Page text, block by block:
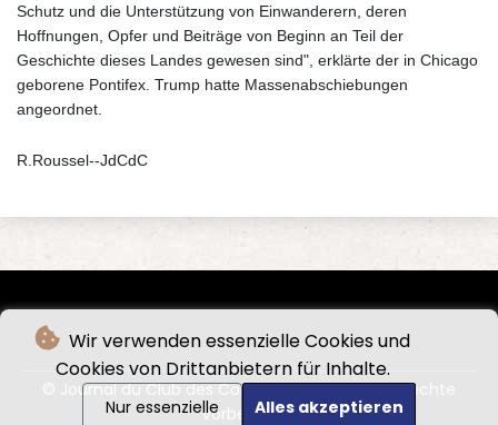
Wir verwenden essenzielle Cookies und
Cookies von Drittanbietern für Inhalte.
Nur essenzielle Alles akzeptieren
Schutz und die Unterstützung von Einwanderern, deren
Hoffnungen, Opfer und Beiträge von Beginn an Teil der
Geschichte dieses Landes gewesen sind", erklärte der in Chicago
geborene Pontifex. Trump hatte Massenabschiebungen
angeordnet.
R.Roussel--JdCdC
© Journal du Club des Cordeliers - 2026 - Alle Rechte
vorbehalten